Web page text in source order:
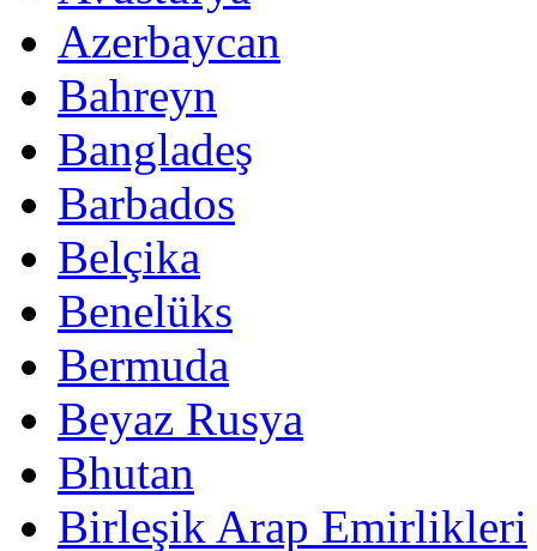
Azerbaycan
Bahreyn
Bangladeş
Barbados
Belçika
Benelüks
Bermuda
Beyaz Rusya
Bhutan
Birleşik Arap Emirlikleri